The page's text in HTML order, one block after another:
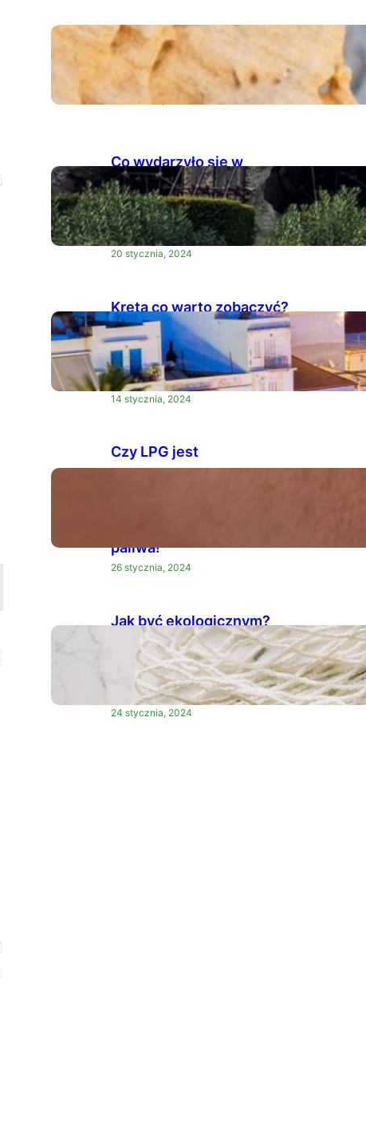
Sukienki letnie – lniane
produkty, czyli symbol
ekologiczności
Co wydarzyło się w
pompejach?
Historia wybuchu
Wezuwiusza
20 stycznia, 2024
Kreta co warto zobaczyć?
Atrakcje Krety, które w
trakcie wypoczynku
należy zwiedzić
14 stycznia, 2024
Czy LPG jest
paliwa!
26 stycznia, 2024
Jak być ekologicznym?
Pora wybrać ekologiczny
styl życia i być eko na co
dzień
24 stycznia, 2024